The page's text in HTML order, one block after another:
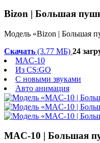
Bizon | Большая
Модель «Bizon | Большая
Скачать (3.77 МБ) 24
MAC-10
Из CS:GO
С новыми звуками
Авто анимация
MAC-10 | Большая